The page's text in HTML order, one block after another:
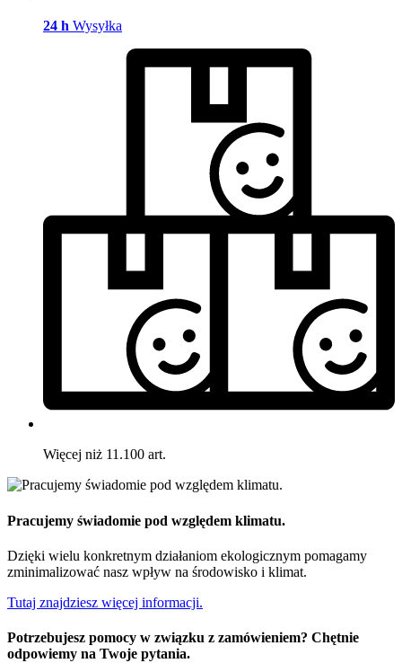
24 h Wysyłka
Więcej niż 11.100 art.
Pracujemy świadomie pod względem klimatu.
Dzięki wielu konkretnym działaniom ekologicznym pomagamy
zminimalizować nasz wpływ na środowisko i klimat.
Tutaj znajdziesz więcej informacji.
Potrzebujesz pomocy w związku z zamówieniem? Chętnie
odpowiemy na Twoje pytania.